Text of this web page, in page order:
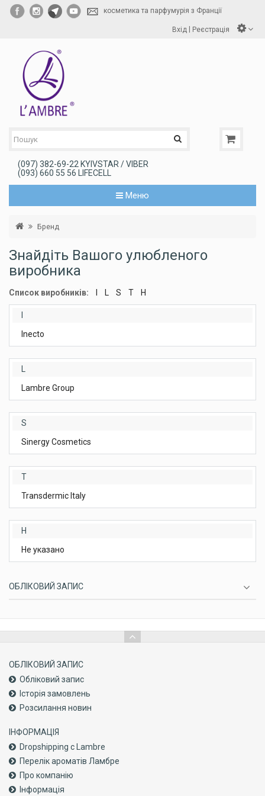
косметика та парфумурія з Франції
Вхід Реєстрація
(097) 382-69-22 KYIVSTAR / VIBER
(093) 660 55 56 LIFECELL
Меню
Бренд
Знайдіть Вашого улюбленого
виробника
Список виробників: L S T Н
Inecto
L
Lambre Group
S
Sinergy Cosmetics
T
Transdermic Italy
Н
Не указано
ОБЛІКОВИЙ ЗАПИС
ОБЛІКОВИЙ ЗАПИС
Обліковий запис
Історія замовлень
Розсилання новин
ІНФОРМАЦІЯ
Dropshipping с Lambre
Перелік ароматів Ламбре
Про компанiю
Інформація